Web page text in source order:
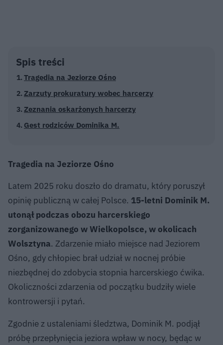
Spis treści
Tragedia na Jeziorze Ośno
Zarzuty prokuratury wobec harcerzy
Zeznania oskarżonych harcerzy
Gest rodziców Dominika M.
Tragedia na Jeziorze Ośno
Latem 2025 roku doszło do dramatu, który poruszył
opinię publiczną w całej Polsce. 15-letni Dominik M.
utonął podczas obozu harcerskiego
zorganizowanego w Wielkopolsce, w okolicach
Wolsztyna. Zdarzenie miało miejsce nad Jeziorem
Ośno, gdy chłopiec brał udział w nocnej próbie
niezbędnej do zdobycia stopnia harcerskiego ćwika.
Okoliczności zdarzenia od początku budziły wiele
kontrowersji i pytań.
Zgodnie z ustaleniami śledztwa, Dominik M. podjął
próbę przepłynięcia jeziora wpław w nocy, będąc w